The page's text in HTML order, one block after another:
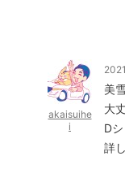
akaisuihe
i
美
大
D
詳